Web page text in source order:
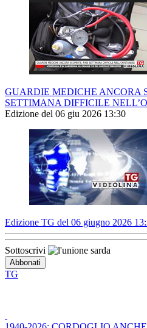
GUARDIE MEDICHE ANCORA
SETTIMANA DIFFICILE
Edizione del 06 giu 2026 13:30
Edizione TG del 06 giugno 2026
Sottoscrivi
TG